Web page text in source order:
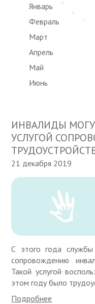
Январь
Февраль
Март
Апрель
Май
Июнь
ИНВАЛИДЫ
УСЛУГОЙ
21 декабря 2019
С этого года службы
сопровождению
Такой услугой
этом году было
Подробнее